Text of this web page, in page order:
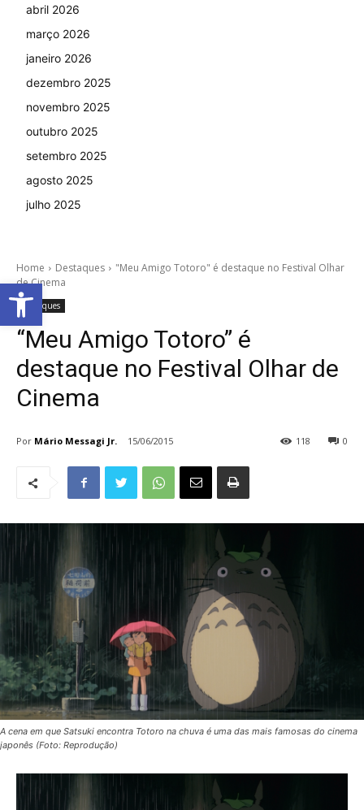
abril 2026
março 2026
janeiro 2026
dezembro 2025
novembro 2025
outubro 2025
setembro 2025
agosto 2025
julho 2025